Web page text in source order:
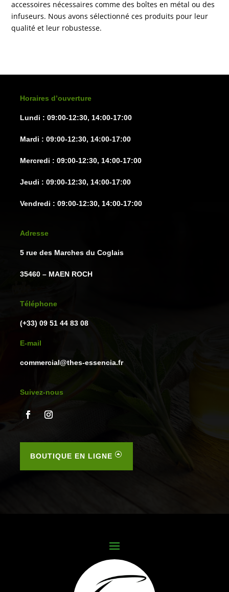
produit
produit
accessoires nécessaires comme des boîtes en métal ou des
infuseurs. Nous avons sélectionné ces produits pour leur
qualité et leur robustesse.
Horaires d’ouverture
Lundi : 09:00-12:30, 14:00-17:00
Mardi : 09:00-12:30, 14:00-17:00
Mercredi : 09:00-12:30, 14:00-17:00
Jeudi : 09:00-12:30, 14:00-17:00
Vendredi : 09:00-12:30, 14:00-17:00
Adresse
5 rue des Marches du Coglais
35460 – MAEN ROCH
Téléphone
(+33) 09 51 44 83 08
E-mail
commercial@thes-essencia.fr
Suivez-nous
BOUTIQUE EN LIGNE